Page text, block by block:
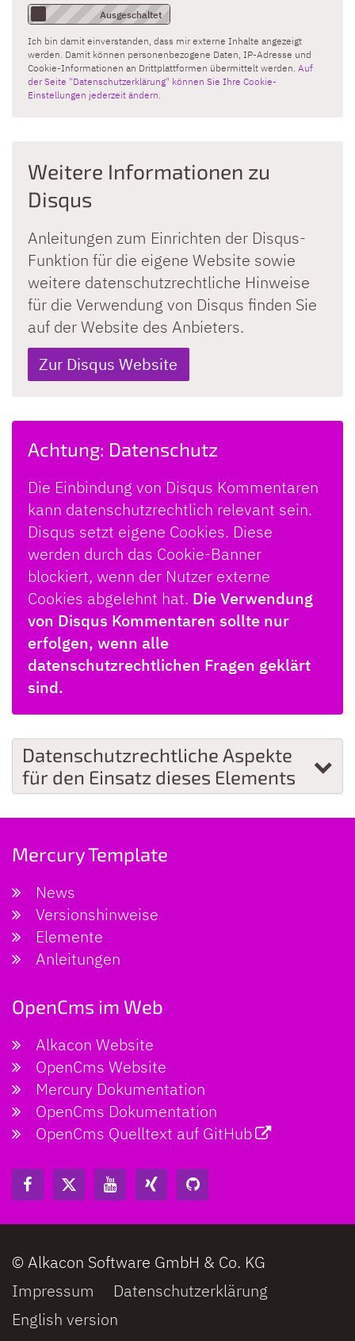
Ich bin damit einverstanden, dass mir externe Inhalte angezeigt
werden. Damit können personenbezogene Daten, IP-Adresse und
Cookie-Informationen an Drittplattformen übermittelt werden. Auf
der Seite "Datenschutzerklärung" können Sie Ihre Cookie-
Einstellungen jederzeit ändern.
Weitere Informationen zu
Disqus
Anleitungen zum Einrichten der Disqus-
Funktion für die eigene Website sowie
weitere datenschutzrechtliche Hinweise
für die Verwendung von Disqus finden Sie
auf der Website des Anbieters.
Zur Disqus Website
Achtung: Datenschutz
Die Einbindung von Disqus Kommentaren
kann datenschutzrechtlich relevant sein.
Disqus setzt eigene Cookies. Diese
werden durch das Cookie-Banner
blockiert, wenn der Nutzer externe
Cookies abgelehnt hat. Die Verwendung
von Disqus Kommentaren sollte nur
erfolgen, wenn alle
datenschutzrechtlichen Fragen geklärt
sind.
Datenschutzrechtliche Aspekte
für den Einsatz dieses Elements
Mercury Template
News
Versionshinweise
Elemente
Anleitungen
OpenCms im Web
Alkacon Website
OpenCms Website
Mercury Dokumentation
OpenCms Dokumentation
OpenCms Quelltext auf GitHub
© Alkacon Software GmbH & Co. KG
Impressum
Datenschutzerklärung
English version